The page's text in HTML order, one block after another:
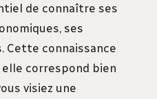
de connaître ses
ses
Cette connaissance
correspond bien
visiez une